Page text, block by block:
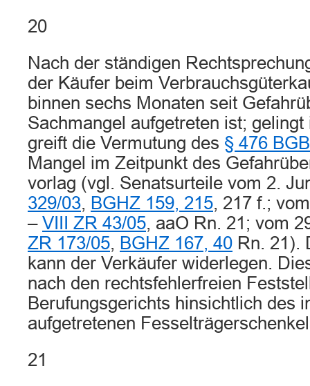
20
Nach der ständigen
der Käufer beim
binnen sechs Monaten seit
Sachmangel aufgetreten ist;
greift die Vermutung des § 476 BGB
Mangel im Zeitpunkt des
vorlag (vgl. Senatsurteile vom 2.
329/03, BGHZ 159, 215, 217 f.;
– VIII ZR 43/05, aaO Rn. 21; vom
ZR 173/05, BGHZ 167, 40 Rn. 21).
kann der Verkäufer widerlegen.
nach den rechtsfehlerfreien
Berufungsgerichts hinsichtlich des
aufgetretenen
21